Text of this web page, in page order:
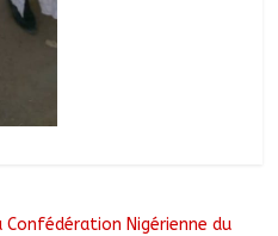
Nigérienne du